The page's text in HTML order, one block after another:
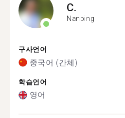
C.
Nanping
구사언어
중국어 (간체)
학습언어
영어